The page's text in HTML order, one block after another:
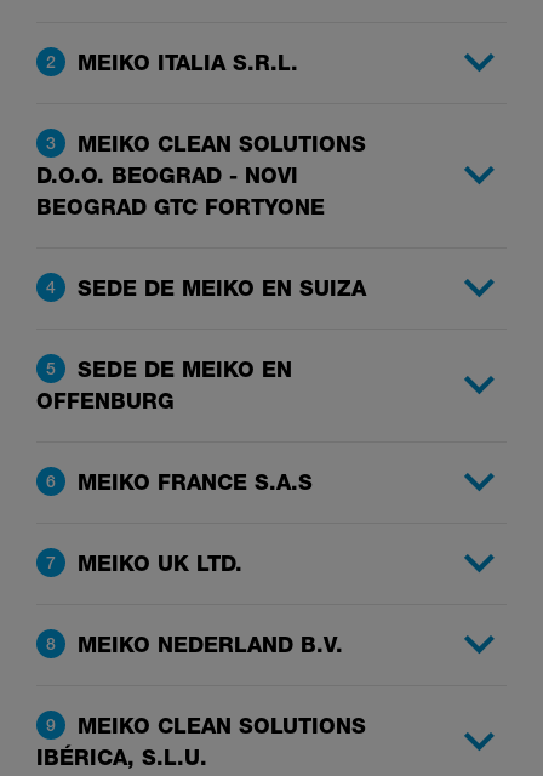
2 MEIKO ITALIA S.R.L.
3
MEIKO CLEAN SOLUTIONS
D.O.O. BEOGRAD - NOVI
BEOGRAD GTC FORTYONE
4 SEDE DE MEIKO EN SUIZA
5
SEDE DE MEIKO EN
OFFENBURG
6 MEIKO FRANCE S.A.S
7 MEIKO UK LTD.
8 MEIKO NEDERLAND B.V.
9
MEIKO CLEAN SOLUTIONS
IBÉRICA, S.L.U.